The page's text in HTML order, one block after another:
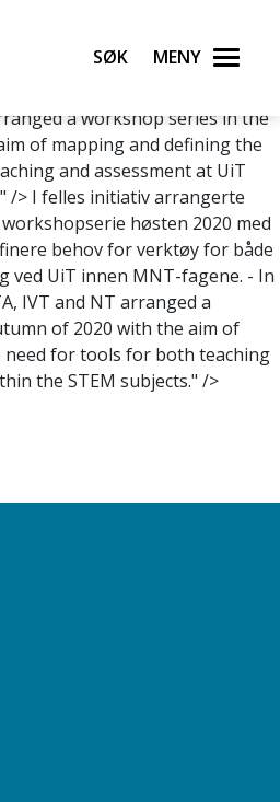
med mål om å kartlegge og
for både undervisning og
fagene. - I
a workshop series in the
of mapping and defining the
and assessment at UiT
" /> I felles initiativ arrangerte
høsten 2020 med
behov for verktøy for både
ved UiT innen MNT-fagene. - In
IVT and NT arranged a
of 2020 with the aim of
for tools for both teaching
the STEM subjects." />
universitet
Søk Meny